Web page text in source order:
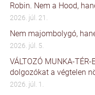
Robin. Nem a Hood,
2026. júl. 21.
Nem majombolygó,
2026. júl. 5.
VÁLTOZÓ MUNKA-
dolgozókat a végtelen
2026. júl. 1.